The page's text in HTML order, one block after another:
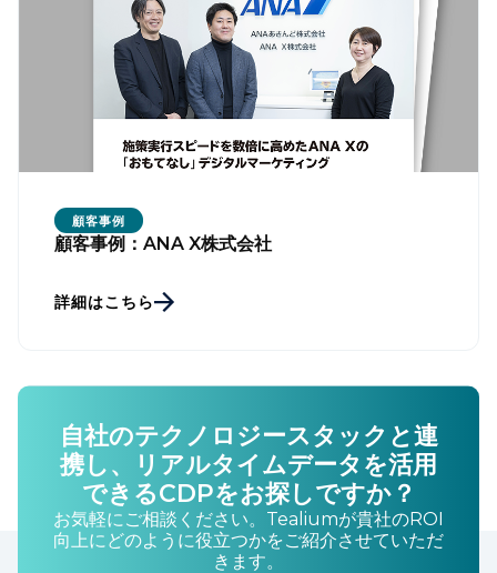
顧客事例
顧客事例：ANA X株式会社
詳細はこちら
自社のテクノロジースタックと連
携し、リアルタイムデータを活用
できるCDPをお探しですか？
お気軽にご相談ください。Tealiumが貴社のROI
向上にどのように役立つかをご紹介させていただ
きます。